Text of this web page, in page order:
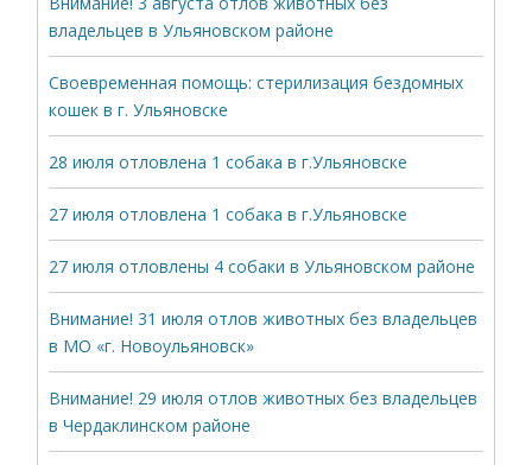
владельцев в Ульяновском районе
Своевременная помощь: стерилизация бездомных
кошек в г. Ульяновске
28 июля отловлена 1 собака в г.Ульяновске
27 июля отловлена 1 собака в г.Ульяновске
27 июля отловлены 4 собаки в Ульяновском районе
Внимание! 31 июля отлов животных без владельцев
в МО «г. Новоульяновск»
Внимание! 29 июля отлов животных без владельцев
в Чердаклинском районе